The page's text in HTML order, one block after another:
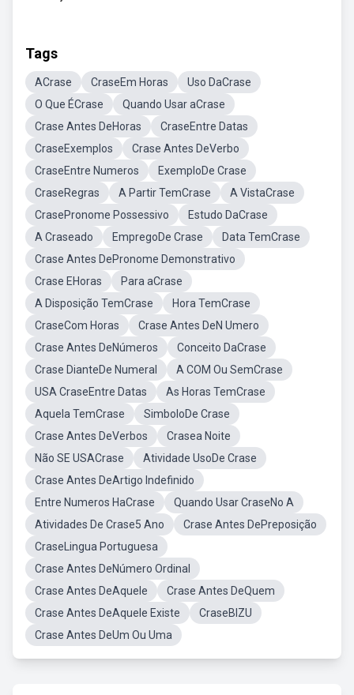
Tags
ACrase CraseEm Horas
Uso DaCrase
O Que ÉCrase
Quando Usar aCrase
Crase Antes DeHoras
CraseEntre Datas
CraseExemplos
Crase Antes DeVerbo
CraseEntre Numeros
ExemploDe Crase
CraseRegras
A Partir TemCrase
A VistaCrase
CrasePronome Possessivo
Estudo DaCrase
A Craseado
EmpregoDe Crase
Data TemCrase
Crase Antes DePronome Demonstrativo
Crase EHoras
Para aCrase
A Disposição TemCrase
Hora TemCrase
CraseCom Horas
Crase Antes DeN Umero
Crase Antes DeNúmeros
Conceito DaCrase
Crase DianteDe Numeral
A COM Ou SemCrase
USA CraseEntre Datas
As Horas TemCrase
Aquela TemCrase
SimboloDe Crase
Crase Antes DeVerbos
Crasea Noite
Não SE USACrase
Atividade UsoDe Crase
Crase Antes DeArtigo Indefinido
Entre Numeros HaCrase
Quando Usar CraseNo A
Atividades De Crase5 Ano
Crase Antes DePreposição
CraseLingua Portuguesa
Crase Antes DeNúmero Ordinal
Crase Antes DeAquele
Crase Antes DeQuem
Crase Antes DeAquele Existe
CraseBIZU
Crase Antes DeUm Ou Uma